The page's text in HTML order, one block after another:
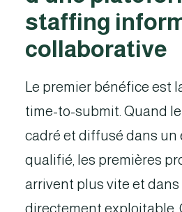
staffing
collaborative
Le premier bénéfice est
time-to-submit. Quand
cadré et diffusé dans un
qualifié, les premières
arrivent plus vite et
directement exploitable.